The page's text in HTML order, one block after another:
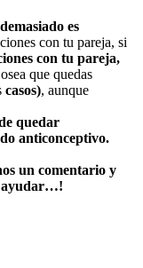
es
con tu pareja, si
con tu pareja,
osea que quedas
casos), aunque
quedar
anticonceptivo.
un comentario y
ayudar…!